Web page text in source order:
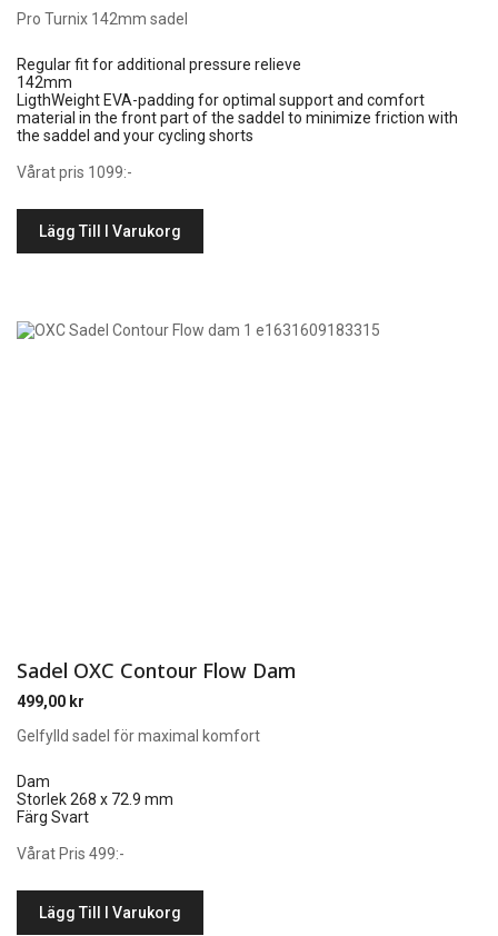
Pro Turnix 142mm sadel
Regular fit for additional pressure relieve
142mm
LigthWeight EVA-padding for optimal support and comfort
material in the front part of the saddel to minimize friction with
the saddel and your cycling shorts
Vårat pris 1099:-
Lägg Till I Varukorg
Sadel OXC Contour Flow Dam
499,00 kr
Gelfylld sadel för maximal komfort
Dam
Storlek 268 x 72.9 mm
Färg Svart
Vårat Pris 499:-
Lägg Till I Varukorg